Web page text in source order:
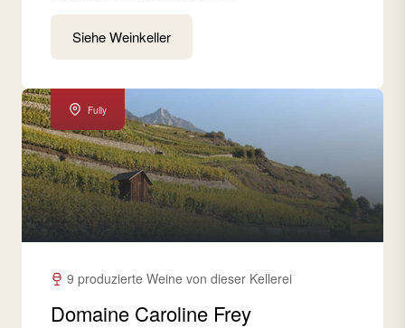
Siehe Weinkeller
Fully
9 produzierte Weine von dieser Kellerei
Domaine Caroline Frey